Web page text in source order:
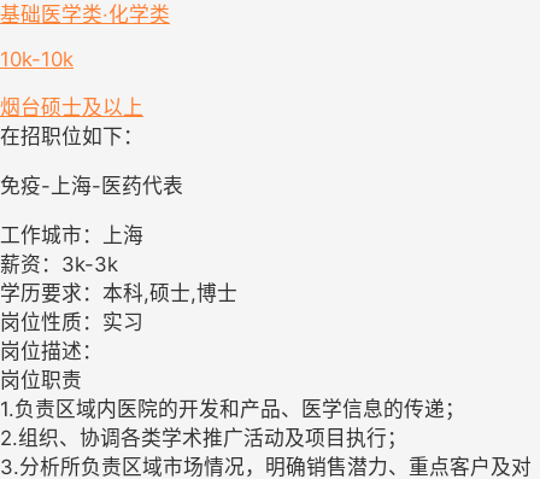
基础医学类·化学类
10k-10k
烟台硕士及以上
在招职位如下：
免疫-上海-医药代表
工作城市：上海
薪资：3k-3k
学历要求：本科,硕士,博士
岗位性质：实习
岗位描述：
岗位职责
1.负责区域内医院的开发和产品、医学信息的传递；
2.组织、协调各类学术推广活动及项目执行；
3.分析所负责区域市场情况，明确销售潜力、重点客户及对